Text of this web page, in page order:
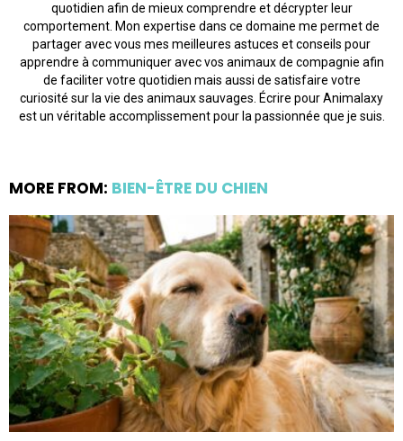
quotidien afin de mieux comprendre et décrypter leur
comportement. Mon expertise dans ce domaine me permet de
partager avec vous mes meilleures astuces et conseils pour
apprendre à communiquer avec vos animaux de compagnie afin
de faciliter votre quotidien mais aussi de satisfaire votre
curiosité sur la vie des animaux sauvages. Écrire pour Animalaxy
est un véritable accomplissement pour la passionnée que je suis.
MORE FROM: BIEN-ÊTRE DU CHIEN